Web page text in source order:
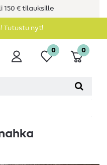
150 € tilauksille
Tutustu nyt!
0 0